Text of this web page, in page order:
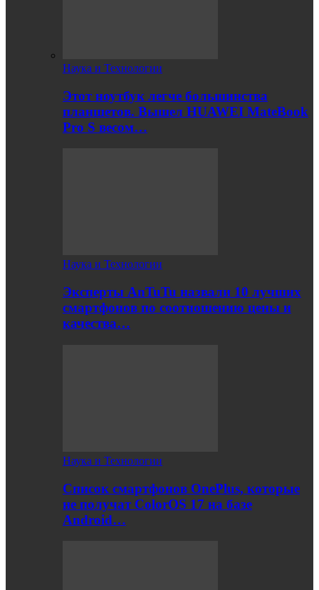
Наука и Технологии
Этот ноутбук легче большинства
планшетов. Вышел HUAWEI MateBook
Pro S весом…
Наука и Технологии
Эксперты AnTuTu назвали 10 лучших
смартфонов по соотношению цены и
качества…
Наука и Технологии
Список смартфонов OnePlus, которые
не получат ColorOS 17 на базе
Android…